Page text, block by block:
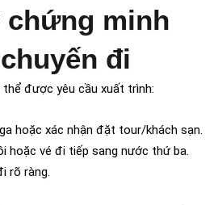
chứng minh
đi
thể được yêu cầu xuất trình:
hoặc xác nhận đặt tour/khách sạn.
hoặc vé đi tiếp sang nước thứ ba.
rõ ràng.